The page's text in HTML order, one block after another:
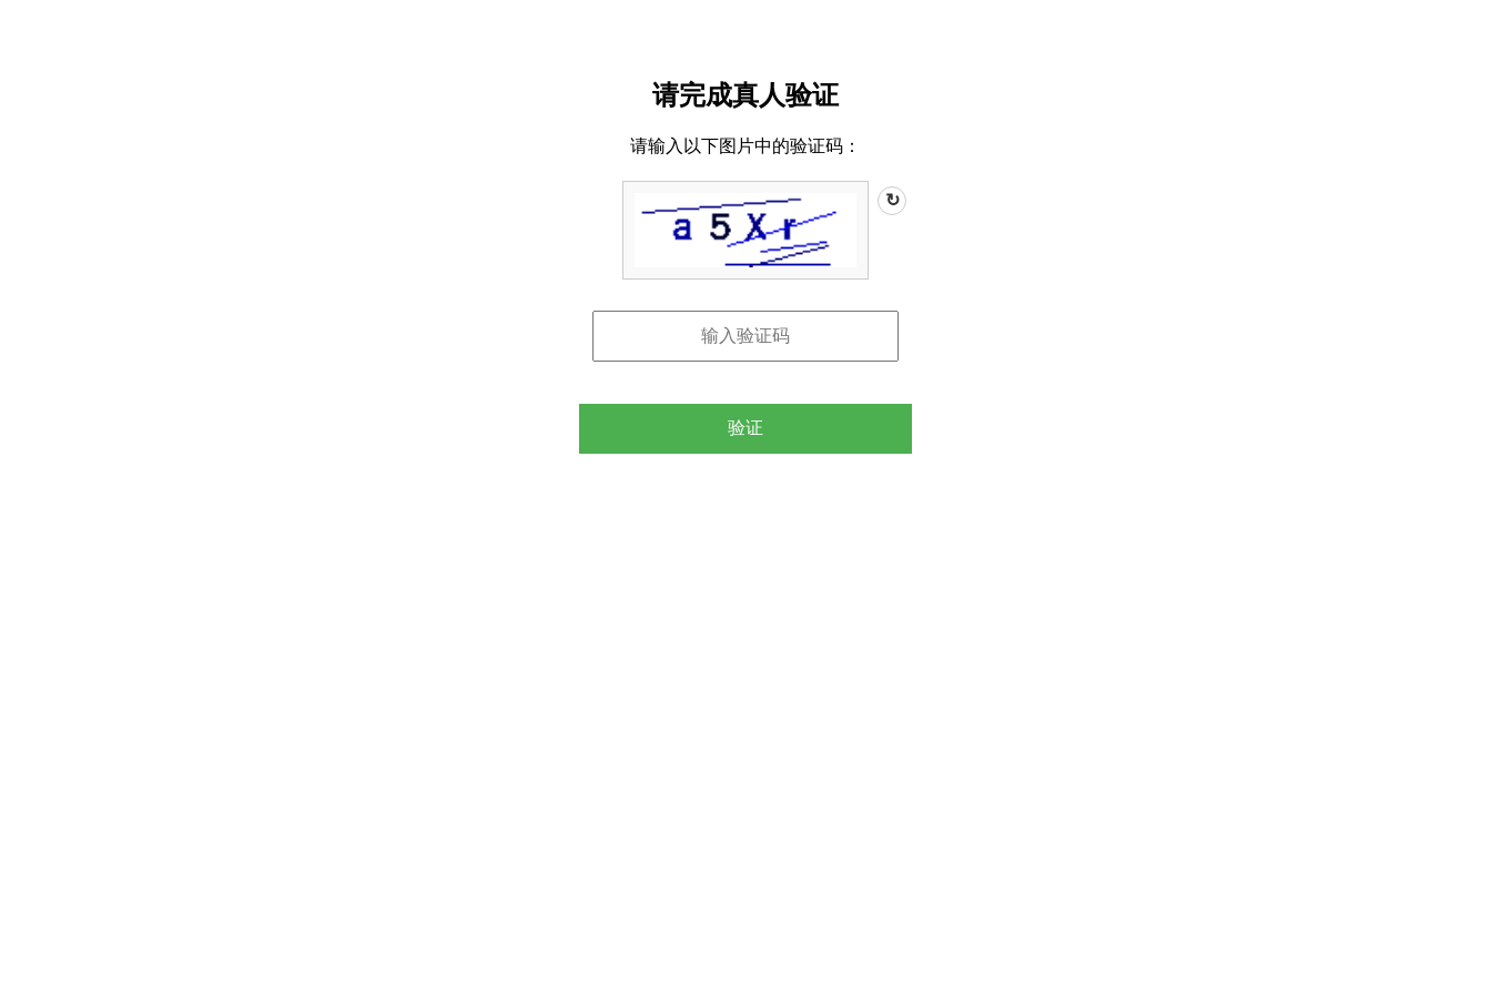
请完成真人验证
请输入以下图片中的验证码：
↻
验证